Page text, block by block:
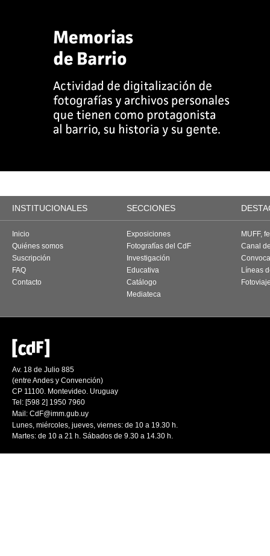
INSTITUCIONALES SECCIONES
Inicio
Quiénes somos
Suscripción
FAQ
Contacto
Exposiciones
Fotografías del CdF
Investigación
Educativa
Catálogo
Mediateca
MUFF,
Canal
Líneas
Av. 18 de Julio 885
(entre Andes y Convención)
CP 11100. Montevideo. Uruguay
Tel: [598 2] 1950 7960
Mail: CdF@imm.gub.uy
Lunes, miércoles, jueves, viernes: de 10 a 19.30 h.
Martes: de 10 a 21 h. Sábados de 9.30 a 14.30 h.